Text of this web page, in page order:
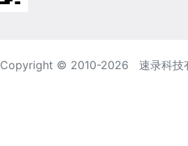
Copyright © 2010-2026 速录科技